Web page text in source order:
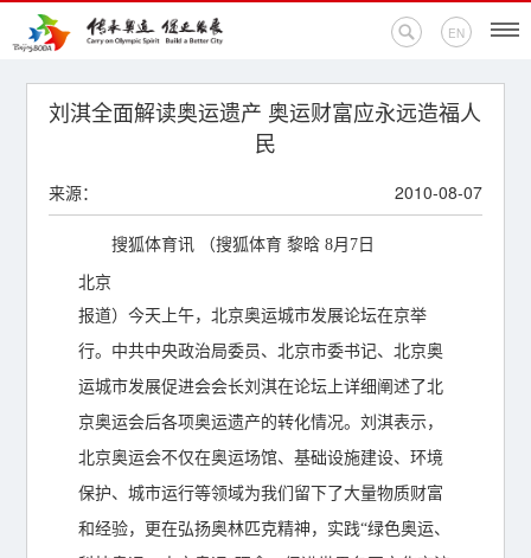
EN
首页
活动专题
奥运百科
奥促机构
奥运之家
联系我们
刘淇全面解读奥运遗产 奥运财富应永远造福人
民
来源： 2010-08-07
搜狐体育讯 （搜狐体育 黎晗 8月7日
北京
报道）今天上午，北京奥运城市发展论坛在京举
行。中共中央政治局委员、北京市委书记、北京奥
运城市发展促进会会长刘淇在论坛上详细阐述了北
京奥运会后各项奥运遗产的转化情况。刘淇表示，
北京奥运会不仅在奥运场馆、基础设施建设、环境
保护、城市运行等领域为我们留下了大量物质财富
和经验，更在弘扬奥林匹克精神，实践“绿色奥运、